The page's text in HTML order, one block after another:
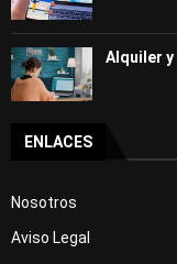
Alquiler y
ENLACES
Nosotros
Aviso Legal